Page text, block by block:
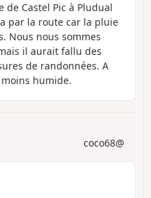
de Castel Pic à Pludual
par la route car la pluie
Nous nous sommes
il aurait fallu des
de randonnées. A
humide.
coco68@